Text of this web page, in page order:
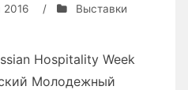
2016 / Выставки
Hospitality Week
Молодежный